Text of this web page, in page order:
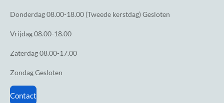
Donderdag08.00-18.00 (Tweede kerstdag) Gesloten
Vrijdag08.00-18.00
Zaterdag08.00-17.00
ZondagGesloten
Contact